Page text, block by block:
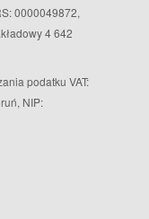
0000049872,
4 642
podatku VAT:
NIP: